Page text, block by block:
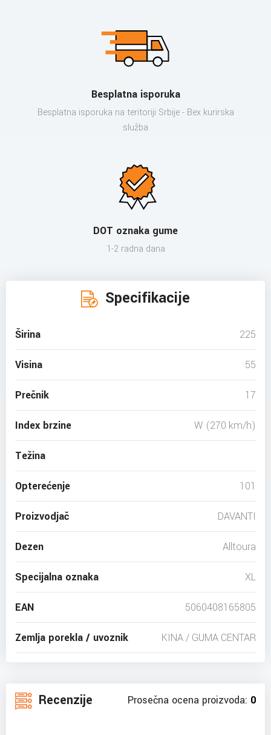
Besplatna isporuka
Besplatna isporuka na teritoriji Srbije - Bex kurirska
služba
DOT oznaka gume
1-2 radna dana
Specifikacije
Širina 225
Visina 55
Prečnik 17
Index brzine W (270 km/h)
Težina
Opterećenje 101
Proizvodjač DAVANTI
Dezen Alltoura
Specijalna oznaka XL
EAN 5060408165805
Zemlja porekla / uvoznik KINA / GUMA CENTAR
Recenzije Prosečna ocena proizvoda: 0